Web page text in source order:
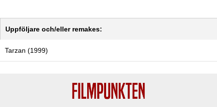
Uppföljare och/eller remakes:
Tarzan (1999)